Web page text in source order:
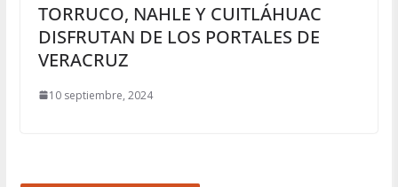
TORRUCO, NAHLE Y CUITLÁHUAC
DISFRUTAN DE LOS PORTALES DE
VERACRUZ
10 septiembre, 2024